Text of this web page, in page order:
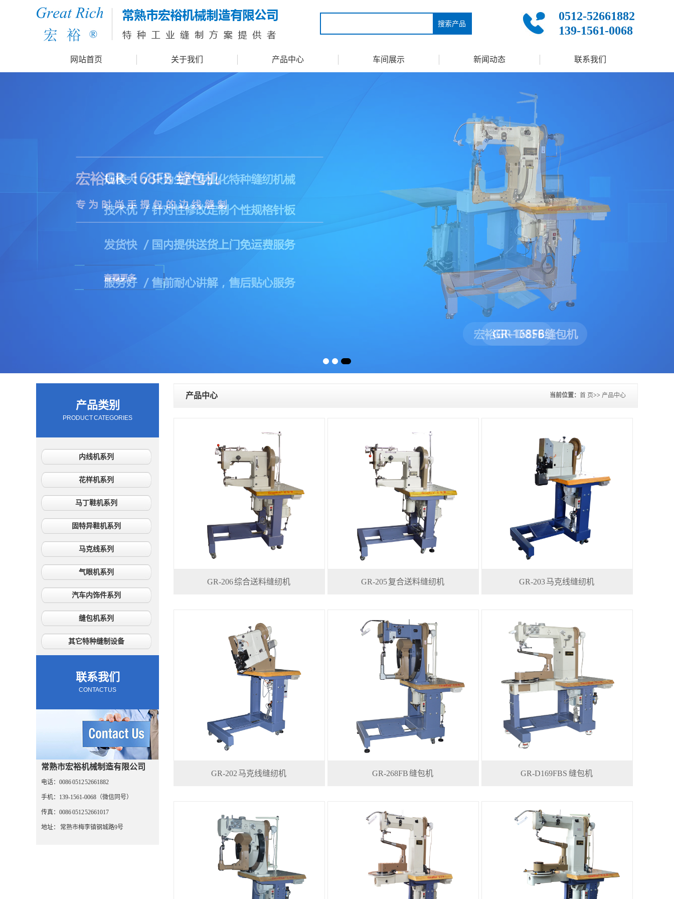
搜索产品
0512-52661882
139-1561-0068
网站首页 关于我们 产品中心 车间展示 新闻动态 联系我们
产品类别
PRODUCT CATEGORIES
内线机系列
花样机系列
马丁鞋机系列
固特异鞋机系列
马克线系列
气眼机系列
汽车内饰件系列
缝包机系列
其它特种缝制设备
联系我们
CONTACT US
常熟市宏裕机械制造有限公司
电话：0086 0512 52661882
手机：139-1561-0068（微信同号）
传真：0086 0512 52661017
地址： 常熟市梅李镇钢城路9号
产品中心 当前位置： 首 页>> 产品中心
GR-206 综合送料缝纫机 GR-205 复合送料缝纫机 GR-203 马克线缝纫机
GR-202 马克线缝纫机 GR-268FB 缝包机 GR-D169FBS 缝包机